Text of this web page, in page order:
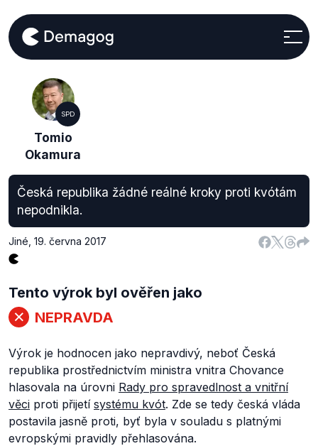
SPD
Tomio
Okamura
Česká republika žádné reálné kroky proti kvótám
nepodnikla.
Jiné 19. června 2017
Tento výrok byl ověřen jako
NEPRAVDA
Výrok je hodnocen jako nepravdivý, neboť Česká
republika prostřednictvím ministra vnitra Chovance
hlasovala na úrovni Rady pro spravedlnost a vnitřní
věci proti přijetí systému kvót. Zde se tedy česká vláda
postavila jasně proti, byť byla v souladu s platnými
evropskými pravidly přehlasována.